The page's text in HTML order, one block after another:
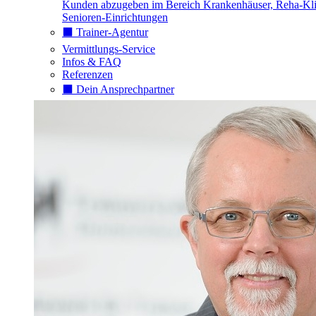
Kunden abzugeben im Bereich Krankenhäuser, Reha-
Senioren-Einrichtungen
⬛️ Trainer-Agentur
Vermittlungs-Service
Infos & FAQ
Referenzen
⬛️ Dein Ansprechpartner